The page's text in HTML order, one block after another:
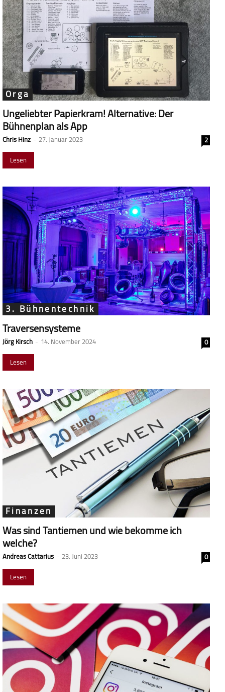
Orga
Ungeliebter Papierkram! Alternative: Der
Bühnenplan als App
Chris Hinz - 27. Januar 2023
2
Lesen
3. Bühnentechnik
Traversensysteme
Jörg Kirsch - 14. November 2024
0
Lesen
Finanzen
Was sind Tantiemen und wie bekomme ich
welche?
Andreas Cattarius - 23. Juni 2023
0
Lesen